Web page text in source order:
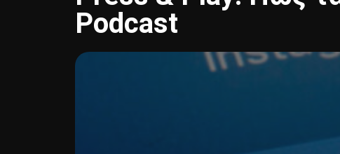
Podcast